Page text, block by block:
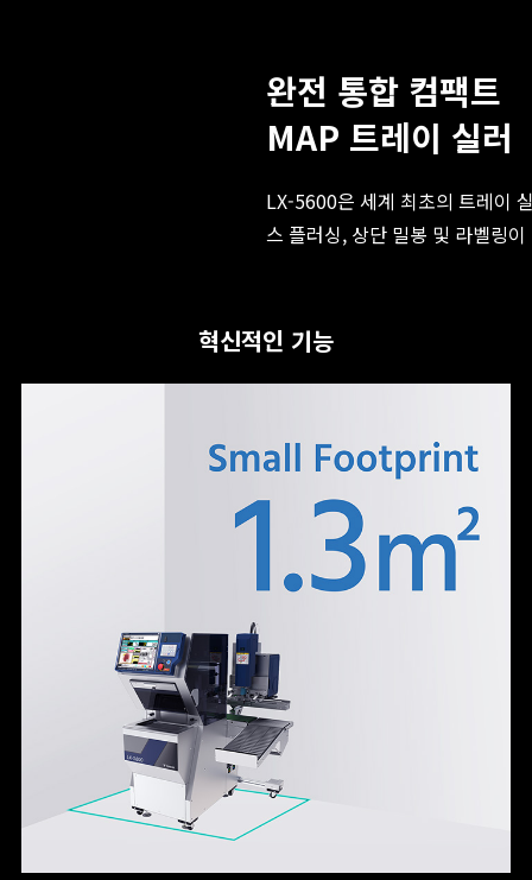
완전 통합 컴팩트
MAP 트레이 실러
LX-5600은 세계 최초의 트레이
스 플러싱, 상단 밀봉 및 라벨링
혁신적인 기능